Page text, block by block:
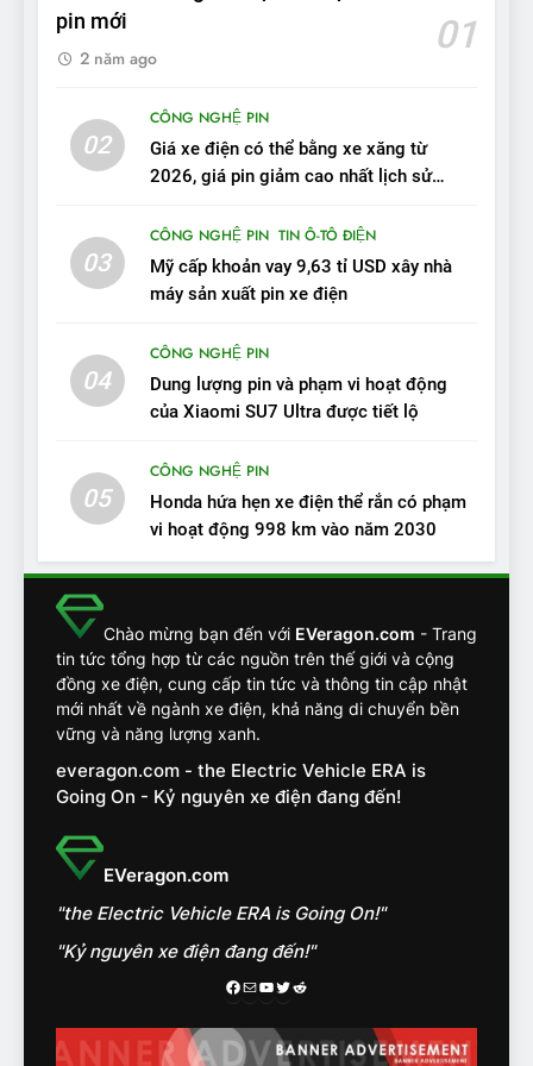
10
VinFast VF 7 tấm tắc: “Hơn
hẳn xe xăng”
ĐÁNH GIÁ XE
Người dùng nhận xét về
VinFast VF7: Độ hoàn thiện
đồng
12
VinFast VF7 – Mẫu xe cá
ĐÁNH GIÁ XE
Chuyên gia tiết lộ bài test
đối về an toàn trên VinFast
VF8
ĐÁNH GIÁ XE
14
VinFast VF7 đang bỏ xa
như thế nào?
ĐÁNH GIÁ XE
15
‘cảnh vệ’ ADAS, ‘trợ lý’ ViVi
trên ngàn dặm đường
CÔNG NGHỆ AI, TỰ LÁI, ADAS,
ROBOTAXI
ĐÁNH GIÁ XE
Chọn VinFast VF8 hay Santa
pin mới
01
2 năm ago
02
CÔNG NGHỆ PIN
Giá xe điện có thể bằng xe xăng từ
2026, giá pin giảm cao nhất lịch sử
03
CÔNG NGHỆ PIN TIN Ô-TÔ ĐIỆN
Mỹ cấp khoản vay 9,63 tỉ USD xây nhà
máy sản xuất pin xe điện
04
CÔNG NGHỆ PIN
Dung lượng pin và phạm vi hoạt động
của Xiaomi SU7 Ultra được tiết lộ
05
CÔNG NGHỆ PIN
Honda hứa hẹn xe điện thể rắn có phạm
vi hoạt động 998 km vào năm 2030
Chào mừng bạn đến với EVeragon.com - Trang
tin tức tổng hợp từ các nguồn trên thế giới và cộng
đồng xe điện, cung cấp tin tức và thông tin cập nhật
mới nhất về ngành xe điện, khả năng di chuyển bền
vững và năng lượng xanh.
everagon.com - the Electric Vehicle ERA is
Going On - Kỷ nguyên xe điện đang đến!
EVeragon.com
"the Electric Vehicle ERA is Going On!"
"Kỷ nguyên xe điện đang đến!"
Facebook
MailYoutube
Twitter